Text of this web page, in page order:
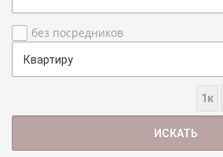
без посредников
1к